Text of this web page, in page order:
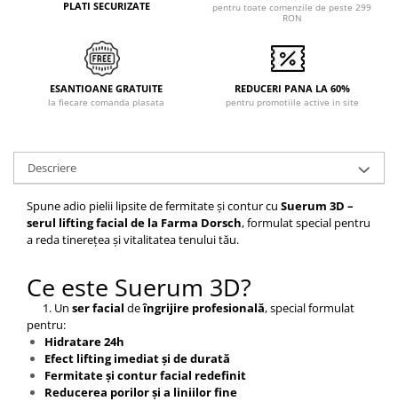
PLATI SECURIZATE
pentru toate comenzile de peste 299
RON
ESANTIOANE GRATUITE
la fiecare comanda plasata
REDUCERI PANA LA 60%
pentru promotiile active in site
Descriere
Spune adio pielii lipsite de fermitate și contur cu Suerum 3D –
serul lifting facial de la Farma Dorsch, formulat special pentru
a reda tinerețea și vitalitatea tenului tău.
Ce este Suerum 3D?
1. Un ser facial deîngrijire profesională, special formulat
pentru:
Hidratare 24h
Efect lifting imediat și de durată
Fermitate și contur facial redefinit
Reducerea porilor și a liniilor fine